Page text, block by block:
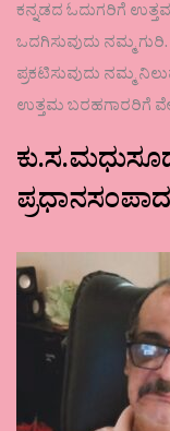
ಕನ್ನಡದ ಓದುಗರಿಗೆ
ಒದಗಿಸುವುದು ನಮ್ಮ
ಪ್ರಕಟಿಸುವುದು ನಮ್ಮ
ಉತ್ತಮ ಬರಹಗಾರರಿಗೆ